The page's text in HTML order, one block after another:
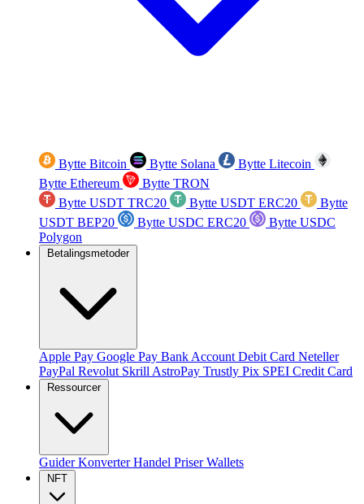
Bytte Bitcoin Bytte Solana
Bytte Litecoin
Bytte Ethereum
Bytte TRON
Bytte USDT TRC20
Bytte USDT ERC20
Bytte
USDT BEP20
Bytte USDC ERC20
Bytte USDC
Polygon
Betalingsmetoder
Apple Pay Google Pay Bank Account Debit Card Neteller
PayPal Revolut Skrill AstroPay Trustly Pix SPEI Credit Card
Ressourcer
GuiderKonverterHandel PriserWallets
NFT